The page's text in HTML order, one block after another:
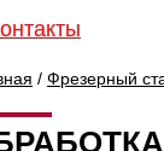
/ Фрезерный